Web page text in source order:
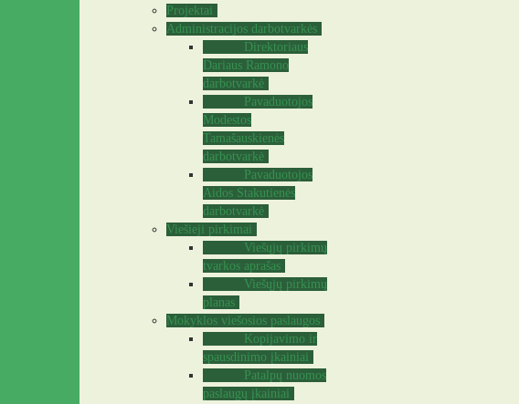
Projektai
Administracijos darbotvarkės
Direktoriaus
Dariaus Ramono
darbotvarkė
Pavaduotojos
Modestos
Tamašauskienės
darbotvarkė
Pavaduotojos
Aidos Stakutienės
darbotvarkė
Viešieji pirkimai
Viešųjų pirkimų
tvarkos aprašas
Viešųjų pirkimų
planas
Mokyklos viešosios paslaugos
Kopijavimo ir
spausdinimo įkainiai
Patalpų nuomos
paslaugų įkainiai